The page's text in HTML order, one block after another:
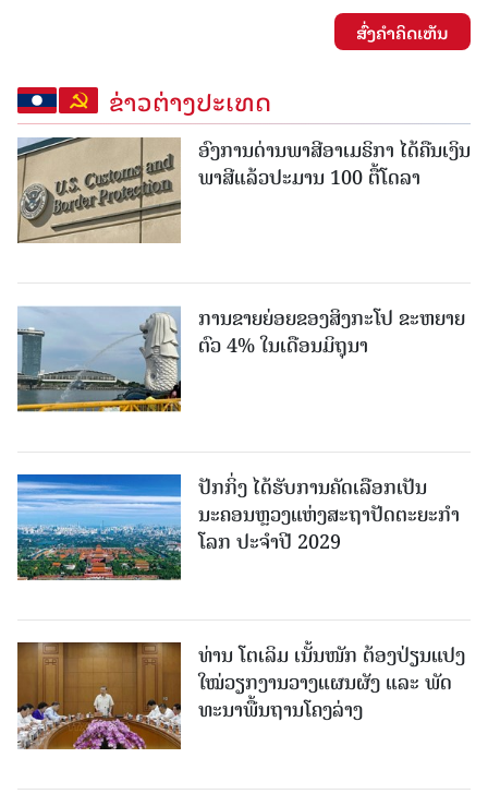
ສົ່ງຄໍາຄິດເຫັນ
ຂ່າວຕ່າງປະເທດ
ອົງການດ່ານພາສີອາເມຣິກາ ໄດ້ຄືນເງິນ
ພາສີແລ້ວປະມານ 100 ຕື້ໂດລາ
ການຂາຍຍ່ອຍຂອງສິງກະໂປ ຂະຫຍາຍ
ຕົວ 4% ໃນເດືອນມິຖຸນາ
ປັກກິ່ງ ໄດ້ຮັບການຄັດເລືອກເປັນ
ນະຄອນຫຼວງແຫ່ງສະຖາປັດຕະຍະກຳ
ໂລກ ປະຈຳປີ 2029
ທ່ານ ໂຕ​ເລິມ ເນັ້ນໜັກ ຕ້ອງ​ປ່ຽນ​ແປງ​
ໃໝ່​ວຽກ​ງານ​ວາງ​ແຜນ​ຜັງ ແລະ ​ພັດ​
ທະ​ນາ​ພື້ນ​ຖານ​ໂຄງ​ລ່າງ